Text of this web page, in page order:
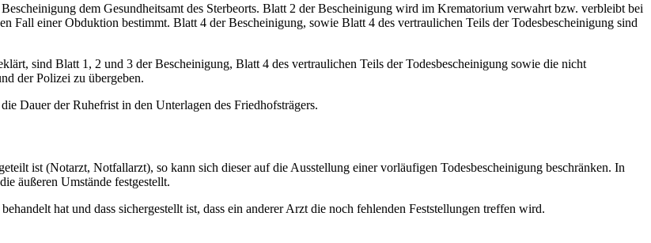
dem Gesundheitsamt des Sterbeorts. Blatt 2 der Bescheinigung wird im Krematorium verwahrt bzw. verbleibt bei
Fall einer Obduktion bestimmt. Blatt 4 der Bescheinigung, sowie Blatt 4 des vertraulichen Teils der Todesbescheinigung sind
sind Blatt 1, 2 und 3 der Bescheinigung, Blatt 4 des vertraulichen Teils der Todesbescheinigung sowie die nicht
der Polizei zu übergeben.
Dauer der Ruhefrist in den Unterlagen des Friedhofsträgers.
ist (Notarzt, Notfallarzt), so kann sich dieser auf die Ausstellung einer vorläufigen Todesbescheinigung beschränken. In
äußeren Umstände festgestellt.
hat und dass sichergestellt ist, dass ein anderer Arzt die noch fehlenden Feststellungen treffen wird.